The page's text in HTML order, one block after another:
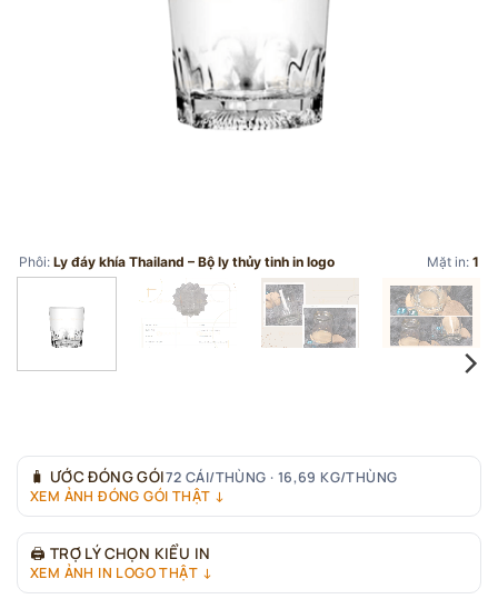
Phôi: Ly đáy khía Thailand – Bộ ly thủy tinh in logo Mặt in: 1
🧳 ƯỚC ĐÓNG GÓI72 CÁI/THÙNG · 16,69 KG/THÙNG
XEM ẢNH ĐÓNG GÓI THẬT ↓
🖨 TRỢ LÝ CHỌN KIỂU IN
XEM ẢNH IN LOGO THẬT ↓